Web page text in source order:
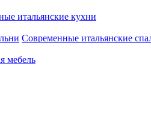
итальянские кухни
Современные итальянские
мебель